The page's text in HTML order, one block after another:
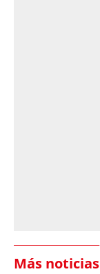
Más noticias